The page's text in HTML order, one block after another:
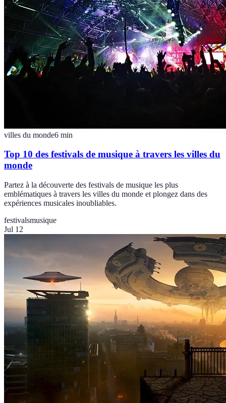
villes du monde6 min
Top 10 des festivals de musique à travers les villes du
monde
Partez à la découverte des festivals de musique les plus
emblématiques à travers les villes du monde et plongez dans des
expériences musicales inoubliables.
festivalsmusique
Jul 12